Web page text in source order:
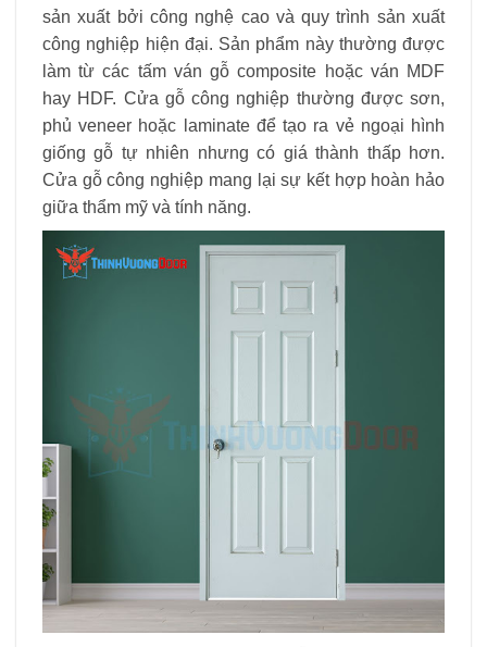
sản xuất bởi công nghệ cao và quy trình sản xuất
công nghiệp hiện đại. Sản phẩm này thường được
làm từ các tấm ván gỗ composite hoặc ván MDF
hay HDF. Cửa gỗ công nghiệp thường được sơn,
phủ veneer hoặc laminate để tạo ra vẻ ngoại hình
giống gỗ tự nhiên nhưng có giá thành thấp hơn.
Cửa gỗ công nghiệp mang lại sự kết hợp hoàn hảo
giữa thẩm mỹ và tính năng.